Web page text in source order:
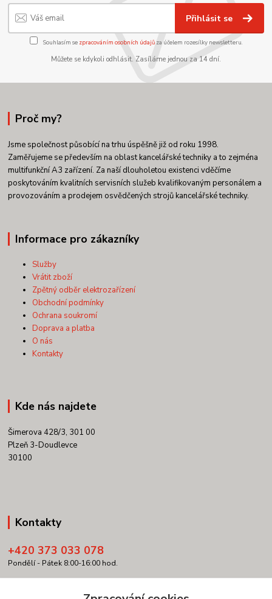
Přihlásit se
Souhlasím se zpracováním osobních údajůza účelem rozesílky newsletteru.
Můžete se kdykoli odhlásit. Zasíláme jednou za 14 dní.
Proč my?
Jsme společnost působící na trhu úspěšně již od roku 1998.
Zaměřujeme se především na oblast kancelářské techniky a to zejména
multifunkční A3 zařízení. Za naší dlouholetou existenci vděčíme
poskytováním kvalitních servisních služeb kvalifikovaným personálem a
provozováním a prodejem osvědčených strojů kancelářské techniky.
Informace pro zákazníky
Služby
Vrátit zboží
Zpětný odběr elektrozařízení
Obchodní podmínky
Ochrana soukromí
Doprava a platba
O nás
Kontakty
Kde nás najdete
Šimerova 428/3, 301 00
Plzeň 3-Doudlevce
30100
Kontakty
+420 373 033 078
Pondělí - Pátek 8:00-16:00 hod.